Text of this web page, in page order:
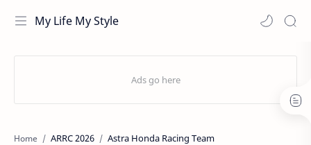
My Life My Style
Home ARRC 2026 Astra Honda Racing Team